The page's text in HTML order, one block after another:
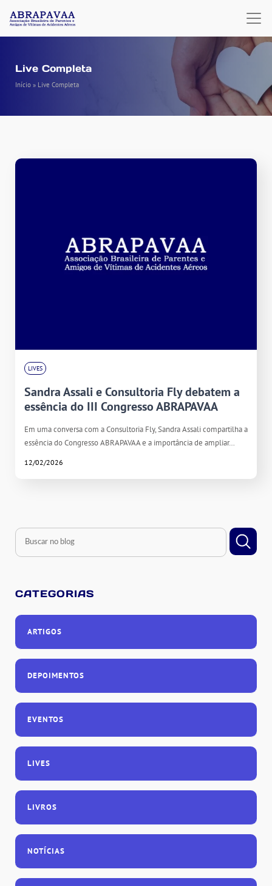
Live Completa
Início » Live Completa
LIVES
Sandra Assali e Consultoria Fly debatem a
essência do III Congresso ABRAPAVAA
Em uma conversa com a Consultoria Fly, Sandra Assali compartilha a
essência do Congresso ABRAPAVAA e a importância de ampliar…
12/02/2026
CATEGORIAS
ARTIGOS
DEPOIMENTOS
EVENTOS
LIVES
LIVROS
NOTÍCIAS